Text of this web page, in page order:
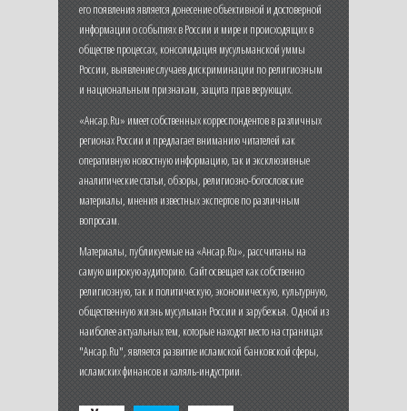
его появления является донесение объективной и достоверной
информации о событиях в России и мире и происходящих в
обществе процессах, консолидация мусульманской уммы
России, выявление случаев дискриминации по религиозным
и национальным признакам, защита прав верующих.
«Ансар.Ru» имеет собственных корреспондентов в различных
регионах России и предлагает вниманию читателей как
оперативную новостную информацию, так и эксклюзивные
аналитические статьи, обзоры, религиозно-богословские
материалы, мнения известных экспертов по различным
вопросам.
Материалы, публикуемые на «Ансар.Ru», рассчитаны на
самую широкую аудиторию. Сайт освещает как собственно
религиозную, так и политическую, экономическую, культурную,
общественную жизнь мусульман России и зарубежья. Одной из
наиболее актуальных тем, которые находят место на страницах
"Ансар.Ru", является развитие исламской банковской сферы,
исламских финансов и халяль-индустрии.